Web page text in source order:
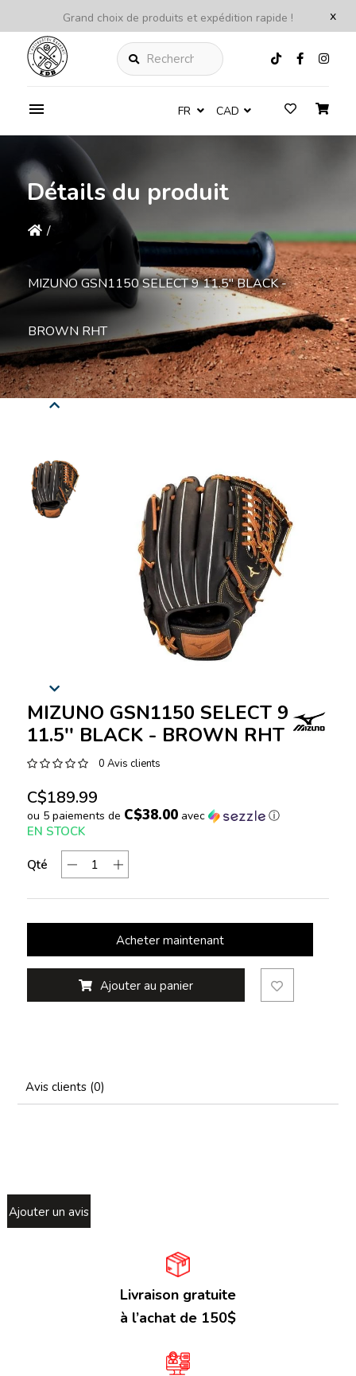
x
Grand choix de produits et expédition rapide !
Rechercher
FR CAD
Détails du produit
/
MIZUNO GSN1150 SELECT 9 11.5'' BLACK -
BROWN RHT
MIZUNO GSN1150 SELECT 9
11.5'' BLACK - BROWN RHT
0 Avis clients
C$189.99
ou 5 paiements de C$38.00avec ⓘ
EN STOCK
Qté
Acheter maintenant
Ajouter au panier
Avis clients (0)
Ajouter un avis
Livraison gratuite
à l’achat de 150$